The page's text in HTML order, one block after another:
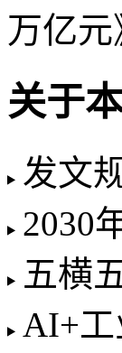
万亿元
关于
发文
2030
五横
AI+